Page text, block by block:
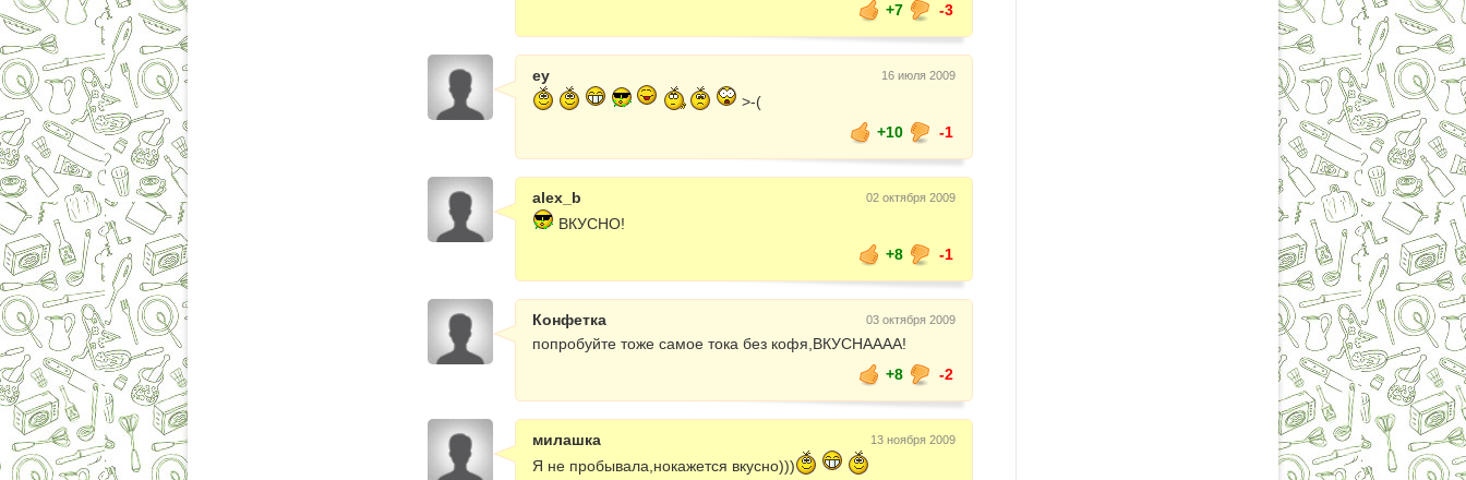
+7
-3
еу 16 июля 2009
>-(
+10
-1
alex_b 02 октября 2009
ВКУСНО!
+8
-1
Конфетка 03 октября 2009
попробуйте тоже самое тока без кофя,ВКУСНАААА!
+8
-2
милашка 13 ноября 2009
Я не пробывала,нокажется вкусно)))